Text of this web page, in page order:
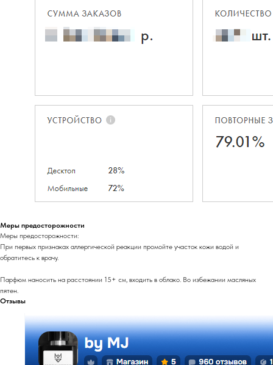
Меры предосторожности
Меры предосторожности:
При первых признаках аллергической реакции промойте участок кожи водой и
обратитесь к врачу.
Парфюм наносить на расстоянии 15+ см, входить в облако. Во избежании масляных
пятен.
Отзывы